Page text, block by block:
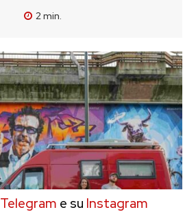
2min.
Telegram e su Instagram